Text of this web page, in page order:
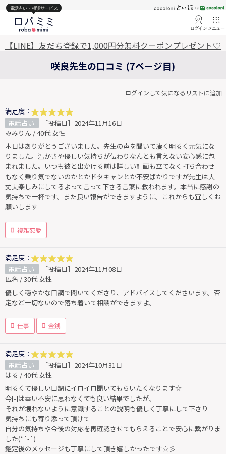
電話占い・相談サービス
ログイン メニュー
【LINE】友だち登録で1,000円分無料クーポンプレゼント♡
咲良先生の口コミ (7ページ目)
ログイン して気になるリストに追加
満足度：
電話占い
［投稿日］2024年11月16日
みみりん / 40代 女性
本日はありがとうございました。先生の声を聞いて凄く明るく元気にな
りました。温かさや優しい気持ちが伝わりなんとも言えない安心感に包
まれました。いつも彼と出かける前は詳しい計画も立てなく打ち合わせ
もなく乗り気でないのかとかドタキャンとか不安ばかりですが先生は大
丈夫楽しみにしてるよって言って下さる言葉に救われます。本当に感謝の
気持ちで一杯です。また良い報告ができますように。これからも宜しくお
願いします
複雑恋愛
満足度：
電話占い
［投稿日］2024年11月08日
匿名 / 30代 女性
優しく穏やかな口調で聞いてくださり、アドバイスしてくださいます。否
定など一切ないので落ち着いて相談ができますよ。
仕事 金銭
満足度：
電話占い
［投稿日］2024年10月31日
はる / 40代 女性
明るくて優しい口調にイロイロ聞いてもらいたくなります☆
今回は幸い不安に思わなくても良い結果でしたが、
それが壊れないように意識することの説明も優しく丁寧にして下さり
気持ちにも寄り添って頂けて
自分の気持ちや今後の対応を再確認させてもらえることで安心に繋がりま
した(*´-`)
鑑定後のメッセージも丁寧にして頂き嬉しかったです☆彡